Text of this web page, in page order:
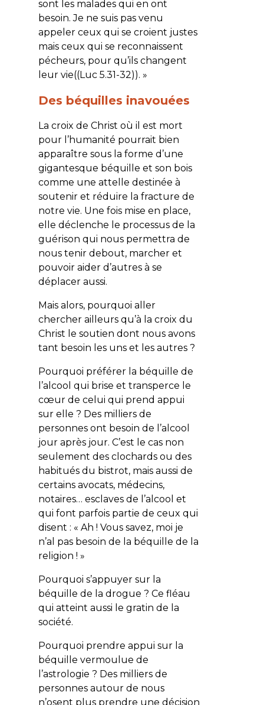
sont les malades qui en ont
besoin. Je ne suis pas venu
appeler ceux qui se croient justes
mais ceux qui se reconnaissent
pécheurs, pour qu’ils changent
leur vie((Luc 5.31-32)). »
Des béquilles inavouées
La croix de Christ où il est mort
pour l’humanité pourrait bien
apparaître sous la forme d’une
gigantesque béquille et son bois
comme une attelle destinée à
soutenir et réduire la fracture de
notre vie. Une fois mise en place,
elle déclenche le processus de la
guérison qui nous permettra de
nous tenir debout, marcher et
pouvoir aider d’autres à se
déplacer aussi.
Mais alors, pourquoi aller
chercher ailleurs qu’à la croix du
Christ le soutien dont nous avons
tant besoin les uns et les autres ?
Pourquoi préférer la béquille de
l’alcool qui brise et transperce le
cœur de celui qui prend appui
sur elle ? Des milliers de
personnes ont besoin de l’alcool
jour après jour. C’est le cas non
seulement des clochards ou des
habitués du bistrot, mais aussi de
certains avocats, médecins,
notaires… esclaves de l’alcool et
qui font parfois partie de ceux qui
disent : « Ah ! Vous savez, moi je
n’al pas besoin de la béquille de la
religion ! »
Pourquoi s’appuyer sur la
béquille de la drogue ? Ce fléau
qui atteint aussi le gratin de la
société.
Pourquoi prendre appui sur la
béquille vermoulue de
l’astrologie ? Des milliers de
personnes autour de nous
n’osent plus prendre une décision